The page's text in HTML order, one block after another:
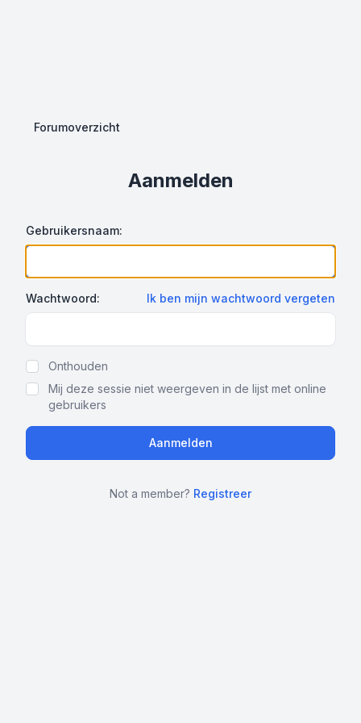
Forumoverzicht
Aanmelden
Gebruikersnaam:
Wachtwoord: Ik ben mijn wachtwoord vergeten
Onthouden
Mij deze sessie niet weergeven in de lijst met online
gebruikers
Not a member? Registreer